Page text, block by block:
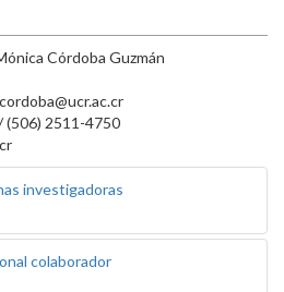
Córdoba Guzmán
(506) 2511-4750
investigadoras
colaborador